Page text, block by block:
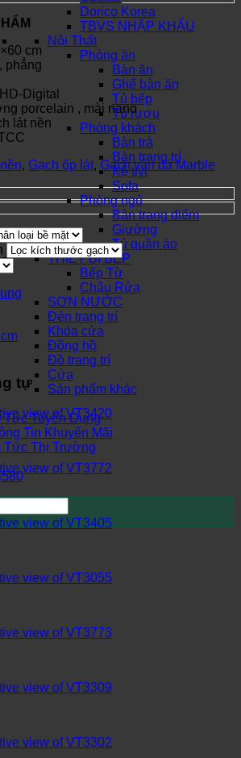
Dorico Korea
TBVS NHẬP KHẨU
Nội Thất
Phòng ăn
Bàn ăn
Ghế bàn ăn
Tủ bếp
Tủ rượu
Phòng khách
Bàn trà
Bàn trang trí
Kệ tivi
Sofa
Phòng ngủ
Bàn trang điểm
Giường
Tủ quần áo
THIẾT BỊ BẾP
Bếp Từ
Chậu Rửa
SƠN NƯỚC
Đèn trang trí
Khóa cửa
Đồng hồ
Đồ trang trí
Cửa
Sản phẩm khác
Tức Tuyển Dụng
Tin Khuyến Mãi
Tức Thị Trường
cm
phẳng
Digital
porcelain , mài nano
lát nền
, Gạch ốp lát, Gạch vân đá Marble
tự